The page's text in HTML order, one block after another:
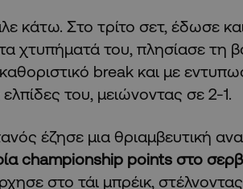
κάτω. Στο τρίτο σετ, έδωσε
χτυπήματά του, πλησίασε τη
break και με
του, μειώνοντας σε 2-1.
έζησε μια θριαμβευτική
championship points στο
στο τάι μπρέικ,